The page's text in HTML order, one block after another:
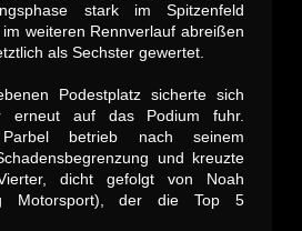
stark im Spitzenfeld
weiteren Rennverlauf abreißen
als Sechster gewertet.
Podestplatz sicherte sich
erneut auf das Podium fuhr.
Parbel betrieb nach seinem
und kreuzte
dicht gefolgt von Noah
Motorsport), der die Top 5